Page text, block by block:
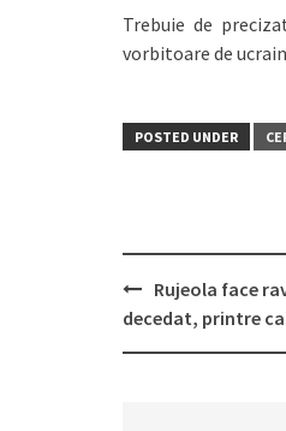
Trebuie de
vorbitoare de
POSTED UNDER
Post
navigation
Rujeola face
decedat, printre